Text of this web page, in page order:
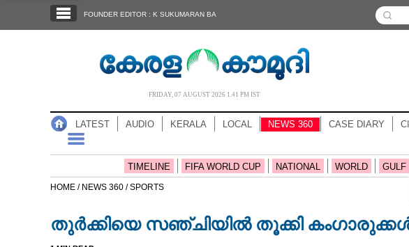
NOTIFIED NEWS
FOUNDER EDITOR : K SUKUMARAN BA
FRIDAY, 07 AUGUST 2026 1.41 PM IST
LATEST AUDIO KERALA LOCAL NEWS 360 CASE DIARY
TIMELINE FIFA WORLD CUP NATIONAL WORLD GULF
HOME / NEWS 360 /SPORTS
തുർക്കിയെ സഞ്ചിയിൽ തൂക്കി